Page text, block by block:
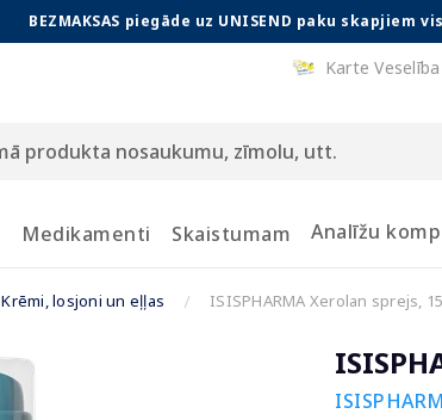
BEZMAKSAS piegāde uz UNISEND paku skapjiem
Karte Veselība
Medikamenti Skaistumam Analīžu
Krēmi, losjoni un eļļas ISISPHARMA Xerolan sprejs,